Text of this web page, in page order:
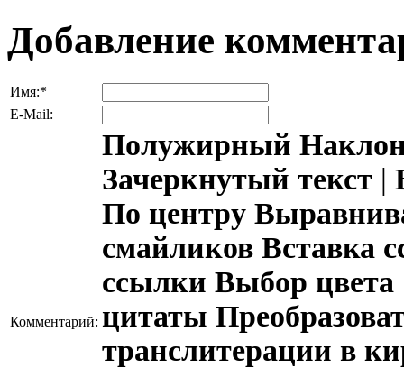
Добавление
Имя:*
E-Mail:
Комментарий:
Полужирный
Зачеркнутый текст |
По центру
смайликов Вставка
ссылки Выбор цвета
цитаты
транслитерации в